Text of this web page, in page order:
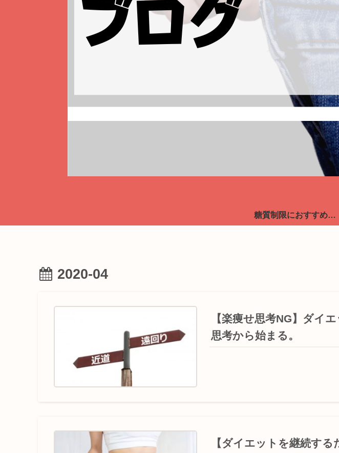
糖質制限におすすめ食品
2020-04
【楽痩せ思考NG】ダイ
思考から始まる。
【ダイエットを継続する